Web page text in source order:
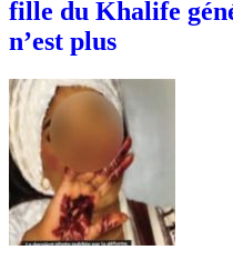
fille du Khalife
n’est plus